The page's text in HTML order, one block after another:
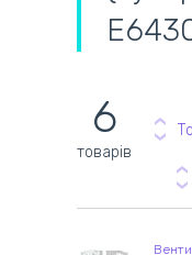
6
товарів